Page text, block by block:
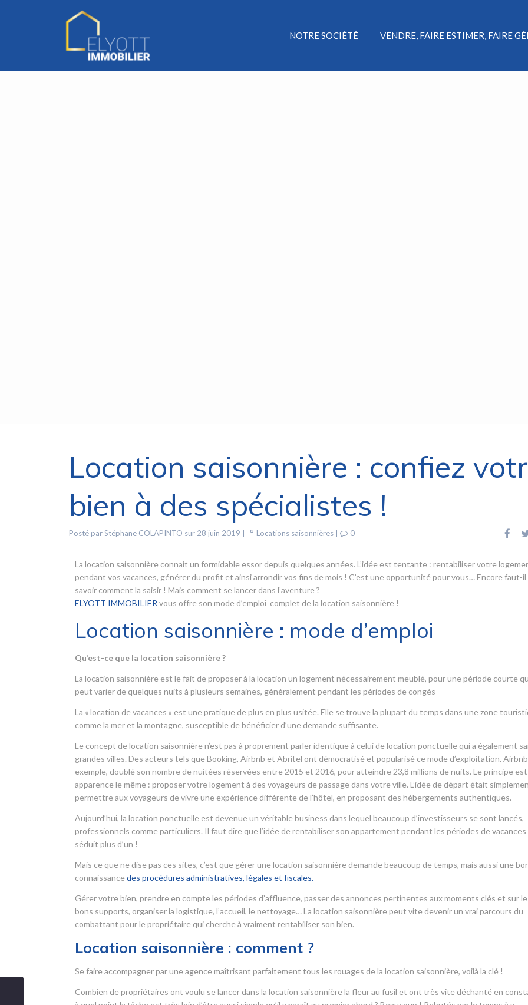
NOTRE SOCIÉTÉ VENDRE, FAIRE ESTIMER, FAIRE
Location saisonnière : confiez
bien à des spécialistes !
Posté par Stéphane COLAPINTO sur 28 juin 2019 Locations saisonnières 0
La location saisonnière connait un formidable essor depuis quelques années. L’idée est tentante : rentabiliser votre
pendant vos vacances, générer du profit et ainsi arrondir vos fins de mois ! C’est une opportunité pour vous… Encore faut-il
savoir comment la saisir ! Mais comment se lancer dans l’aventure ?
ELYOTT IMMOBILIER vous offre son mode d’emploi complet de la location saisonnière !
Location saisonnière : mode d’emploi
Qu’est-ce que la location saisonnière ?
La location saisonnière est le fait de proposer à la location un logement nécessairement meublé, pour une période courte
peut varier de quelques nuits à plusieurs semaines, généralement pendant les périodes de congés
La « location de vacances » est une pratique de plus en plus usitée. Elle se trouve la plupart du temps dans une zone
comme la mer et la montagne, susceptible de bénéficier d’une demande suffisante.
Le concept de location saisonnière n’est pas à proprement parler identique à celui de location ponctuelle qui a également
grandes villes. Des acteurs tels que Booking, Airbnb et Abritel ont démocratisé et popularisé ce mode d’exploitation. Airbnb
exemple, doublé son nombre de nuitées réservées entre 2015 et 2016, pour atteindre 23,8 millions de nuits. Le principe
apparence le même : proposer votre logement à des voyageurs de passage dans votre ville. L’idée de départ était
permettre aux voyageurs de vivre une expérience différente de l’hôtel, en proposant des hébergements authentiques.
Aujourd’hui, la location ponctuelle est devenue un véritable business dans lequel beaucoup d’investisseurs se sont lancés,
professionnels comme particuliers. Il faut dire que l’idée de rentabiliser son appartement pendant les périodes de vacances
séduit plus d’un !
Mais ce que ne dise pas ces sites, c’est que gérer une location saisonnière demande beaucoup de temps, mais aussi une
connaissance des procédures administratives, légales et fiscales.
Gérer votre bien, prendre en compte les périodes d’affluence, passer des annonces pertinentes aux moments clés et sur
bons supports, organiser la logistique, l’accueil, le nettoyage… La location saisonnière peut vite devenir un vrai parcours du
combattant pour le propriétaire qui cherche à vraiment rentabiliser son bien.
Location saisonnière : comment ?
Se faire accompagner par une agence maîtrisant parfaitement tous les rouages de la location saisonnière, voilà la clé !
Combien de propriétaires ont voulu se lancer dans la location saisonnière la fleur au fusil et ont très vite déchanté en